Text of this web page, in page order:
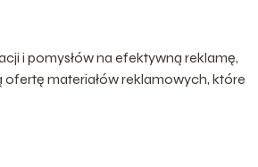
i pomysłów na efektywną reklamę,
ofertę materiałów reklamowych, które